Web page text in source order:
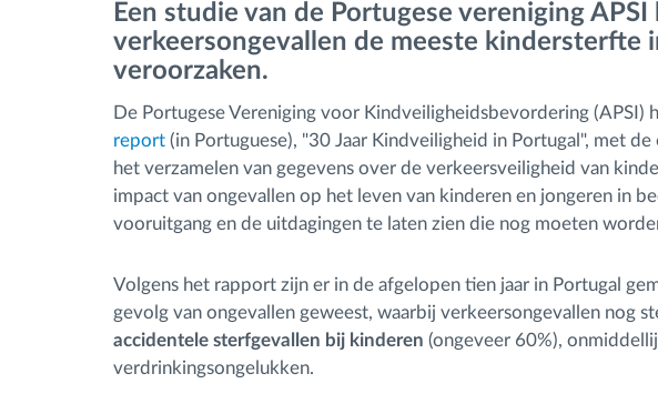
Brandstofbeheer
Routeplanning en -monitoring
Automatische
bestuurdersidentificatie
Ontdek alle functies
Een studie van de Portugese vereniging
verkeersongevallen de meeste kindersterfte
veroorzaken.
De Portugese Vereniging voor Kindveiligheidsbevordering (APSI)
report (in Portuguese), "30 Jaar Kindveiligheid in Portugal", met
het verzamelen van gegevens over de verkeersveiligheid van
impact van ongevallen op het leven van kinderen en jongeren in
vooruitgang en de uitdagingen te laten zien die nog moeten
Volgens het rapport zijn er in de afgelopen tien jaar in Portugal
gevolg van ongevallen geweest, waarbij verkeersongevallen nog
accidentele sterfgevallen bij kinderen (ongeveer 60%),
verdrinkingsongelukken.